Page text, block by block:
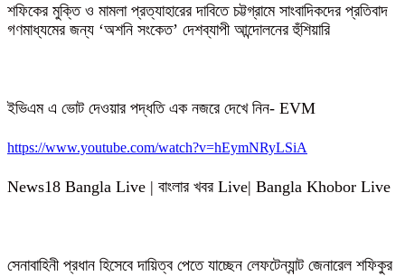
শফিকের মুক্তি ও মামলা প্রত্যাহারের দাবিতে চট্টগ্রামে সাংবাদিকদের প্রতিবাদ
গণমাধ্যমের জন্য ‘অশনি সংকেত’ দেশব্যাপী আন্দোলনের হুঁশিয়ারি
ইভিএম এ ভোট দেওয়ার পদ্ধতি এক নজরে দেখে নিন- EVM
https://www.youtube.com/watch?v=hEymNRyLSiA
News18 Bangla Live | বাংলার খবর Live| Bangla Khobor Live
সেনাবাহিনী প্রধান হিসেবে দায়িত্ব পেতে যাচ্ছেন লেফটেন্যান্ট জেনারেল শফিকুর